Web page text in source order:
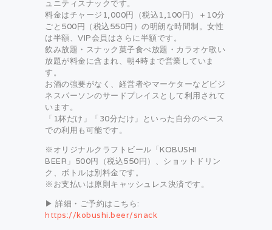
ュニティスナックです。
料金はチャージ1,000円（税込1,100円）＋10分
ごと500円（税込550円）の明朗な時間制。女性
は半額、VIP会員はさらに半額です。
飲み放題・スナック菓子食べ放題・カラオケ歌い
放題が料金に含まれ、朝4時まで営業していま
す。
お酒の強要がなく、経営者やマーケターなどビジ
ネスパーソンのサードプレイスとして利用されて
います。
「1杯だけ」「30分だけ」といった自分のペース
での利用も可能です。
※オリジナルクラフトビール「KOBUSHI
BEER」500円（税込550円）、ショットドリン
ク、ボトルは別料金です。
※お支払いは原則キャッシュレス決済です。
▶ 詳細・ご予約はこちら:
https://kobushi.beer/snack